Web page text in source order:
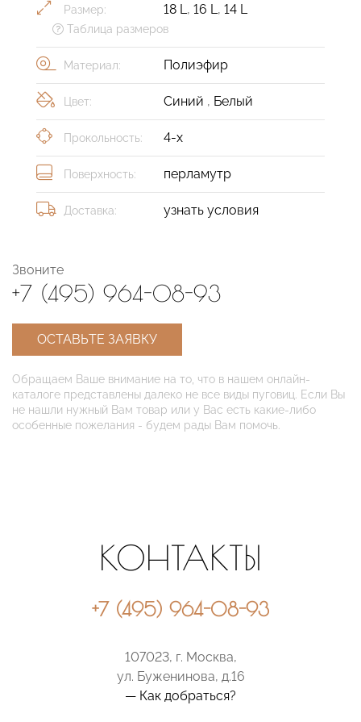
Размер: 18 L, 16 L, 14 L
Таблица размеров
Материал: Полиэфир
Цвет: Синий , Белый
Прокольность: 4-х
Поверхность: перламутр
Доставка: узнать условия
Звоните
+7 (495) 964-08-93
ОСТАВЬТЕ ЗАЯВКУ
Обращаем Ваше внимание на то, что в нашем онлайн-
каталоге представлены далеко не все виды пуговиц. Если Вы
не нашли нужный Вам товар или у Вас есть какие-либо
особенные пожелания - будем рады Вам помочь.
КОНТАКТЫ
+7 (495) 964-08-93
107023, г. Москва,
ул. Буженинова, д.16
— Как добраться?